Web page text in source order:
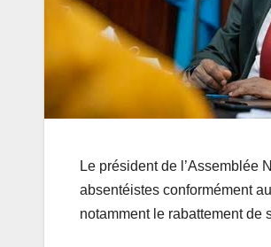
Le président de l’Assemblée
absentéistes conformément
notamment le rabattement de